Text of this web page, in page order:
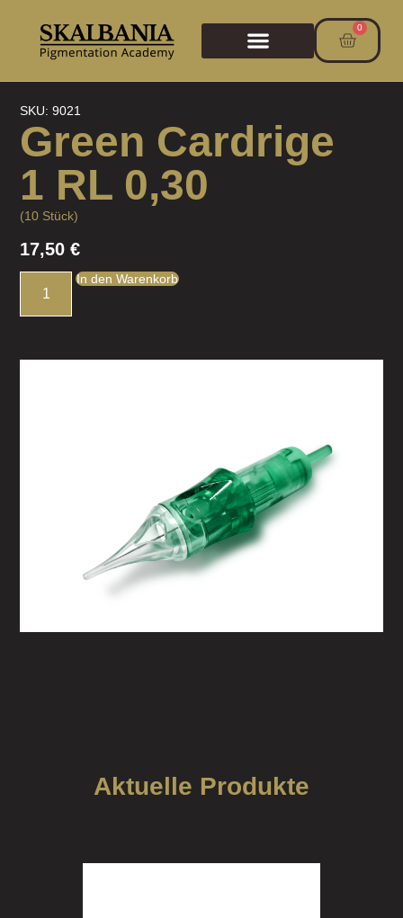
0
SKU: 9021
Green Cardrige
1 RL 0,30
(10 Stück)
17,50€
In den Warenkorb
Aktuelle Produkte